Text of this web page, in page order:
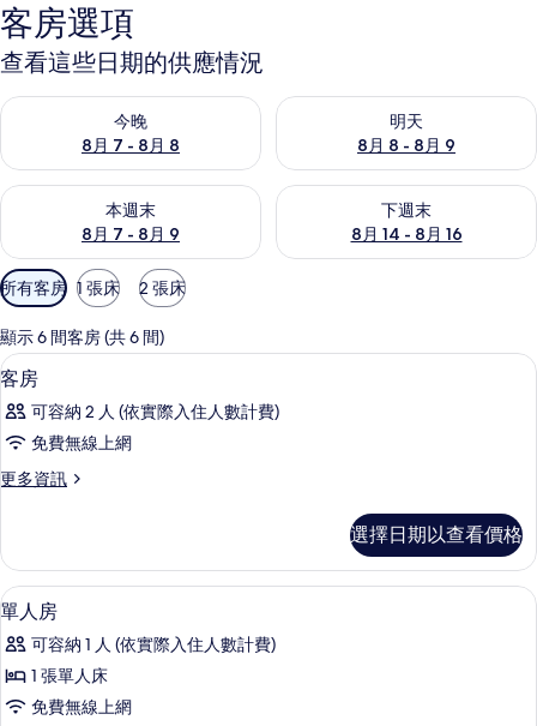
客房選項
查看這些日期的供應情況
今晚
8月 7 - 8月 8
查看今晚 (8月 7 - 8月 8) 的供應情況
明天
8月 8 - 8月 9
查看明天 (8月 8 - 8月 9) 的供
本週末
8月 7 - 8月 9
查看本週末 (8月 7 - 8月 9) 的供應情況
下週末
8月 14 - 8月 16
查看下週末 (8月 14 - 8月 16)
可
用
的
客
房
篩
選
件
所有客房 1 張床 2 張床
顯示 6 間客房 (共 6 間)
顯
示
客
的
有
相
片
客房內保險箱、書桌、隔音、熨斗/熨
4
客房
可容納 2 人 (依實際入住人數計費)
免費無線上網
更多資訊
更
的
詳
情
選擇日期以查看價格
顯
示
單
人
單人房 | 客房內保險箱、書桌、隔音
6
單人房
可容納 1 人 (依實際入住人數計費)
1 張單人床
免費無線上網